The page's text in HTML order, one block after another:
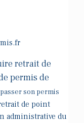
retrait de
permis de
son permis
de point
administrative du